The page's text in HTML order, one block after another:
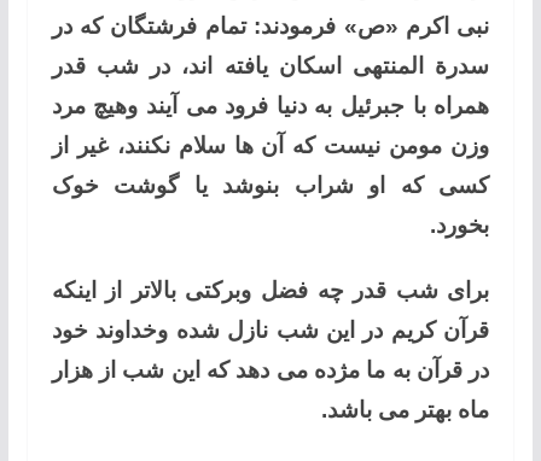
نبی اکرم «ص» فرمودند: تمام فرشتگان که در
سدرة المنتهی اسکان یافته اند، در شب قدر
همراه با جبرئیل به دنیا فرود می آیند وهیچ مرد
وزن مومن نیست که آن ها سلام نکنند، غیر از
کسی که او شراب بنوشد یا گوشت خوک
بخورد.
برای شب قدر چه فضل وبرکتی بالاتر از اینکه
قرآن کریم در این شب نازل شده وخداوند خود
در قرآن به ما مژده می دهد که این شب از هزار
ماه بهتر می باشد.